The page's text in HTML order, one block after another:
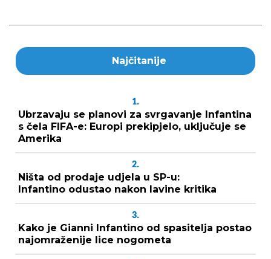
Najčitanije
1.
Ubrzavaju se planovi za svrgavanje Infantina
s čela FIFA-e: Europi prekipjelo, uključuje se
Amerika
2.
Ništa od prodaje udjela u SP-u:
Infantino odustao nakon lavine kritika
3.
Kako je Gianni Infantino od spasitelja postao
najomraženije lice nogometa